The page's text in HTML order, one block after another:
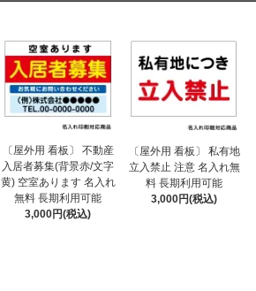
〔屋外用 看板〕 不動産
入居者募集(背景赤/文字
黄) 空室あります 名入れ
無料 長期利用可能
3,000円(税込)
〔屋外用 看板〕 私有地
立入禁止 注意 名入れ無
料 長期利用可能
3,000円(税込)